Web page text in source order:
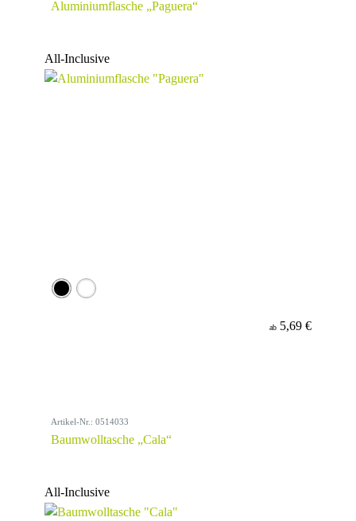
Aluminiumflasche „Paguera“
All-Inclusive
ab 5,69 €
Artikel-Nr.: 0514033
Baumwolltasche „Cala“
All-Inclusive